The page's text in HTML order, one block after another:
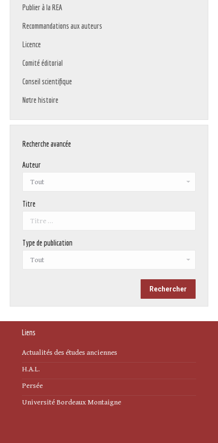
Publier à la REA
Recommandations aux auteurs
Licence
Comité éditorial
Conseil scientifique
Notre histoire
Recherche avancée
Auteur
Titre
Type de publication
Liens
Actualités des études anciennes
H.A.L.
Persée
Université Bordeaux Montaigne